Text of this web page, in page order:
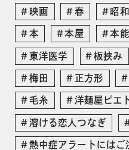
映画 春 昭
本 本屋 本能
東洋医学 板挟み
梅田 正方形
毛糸 洋麺屋ピエ
溶ける恋人つなぎ
熱中症アラートにはご